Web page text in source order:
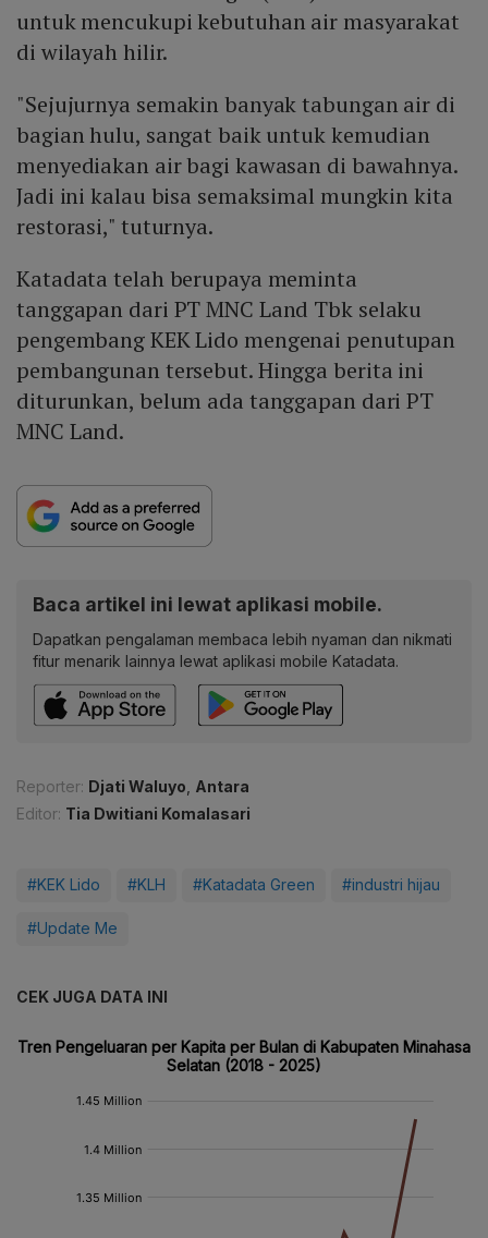
untuk mencukupi kebutuhan air masyarakat
di wilayah hilir.
"Sejujurnya semakin banyak tabungan air di
bagian hulu, sangat baik untuk kemudian
menyediakan air bagi kawasan di bawahnya.
Jadi ini kalau bisa semaksimal mungkin kita
restorasi," tuturnya.
Katadata telah berupaya meminta
tanggapan dari PT MNC Land Tbk selaku
pengembang KEK Lido mengenai penutupan
pembangunan tersebut. Hingga berita ini
diturunkan, belum ada tanggapan dari PT
MNC Land.
Baca artikel ini lewat aplikasi mobile.
Dapatkan pengalaman membaca lebih nyaman dan nikmati
fitur menarik lainnya lewat aplikasi mobile Katadata.
Reporter: Djati Waluyo, Antara
Editor: Tia Dwitiani Komalasari
#KEK Lido #KLH #Katadata Green #industri hijau
#Update Me
CEK JUGA DATA INI